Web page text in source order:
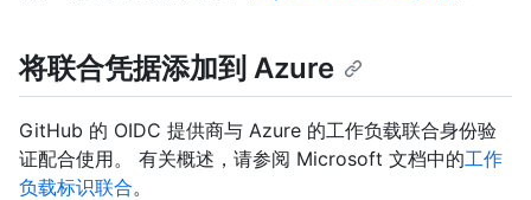
将联合凭据添加到 Azure
GitHub 的 OIDC 提供商与 Azure 的工作负载联合身份验
证配合使用。 有关概述，请参阅 Microsoft 文档中的工作
负载标识联合。